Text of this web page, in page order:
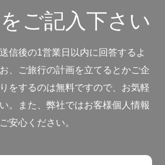
ご記入下さい
信後の1営業日以内に回答するよ
、ご旅行の計画を立てるとかご企
をするのは無料ですので、お気軽
。また、弊社ではお客様個人情報
安心ください。